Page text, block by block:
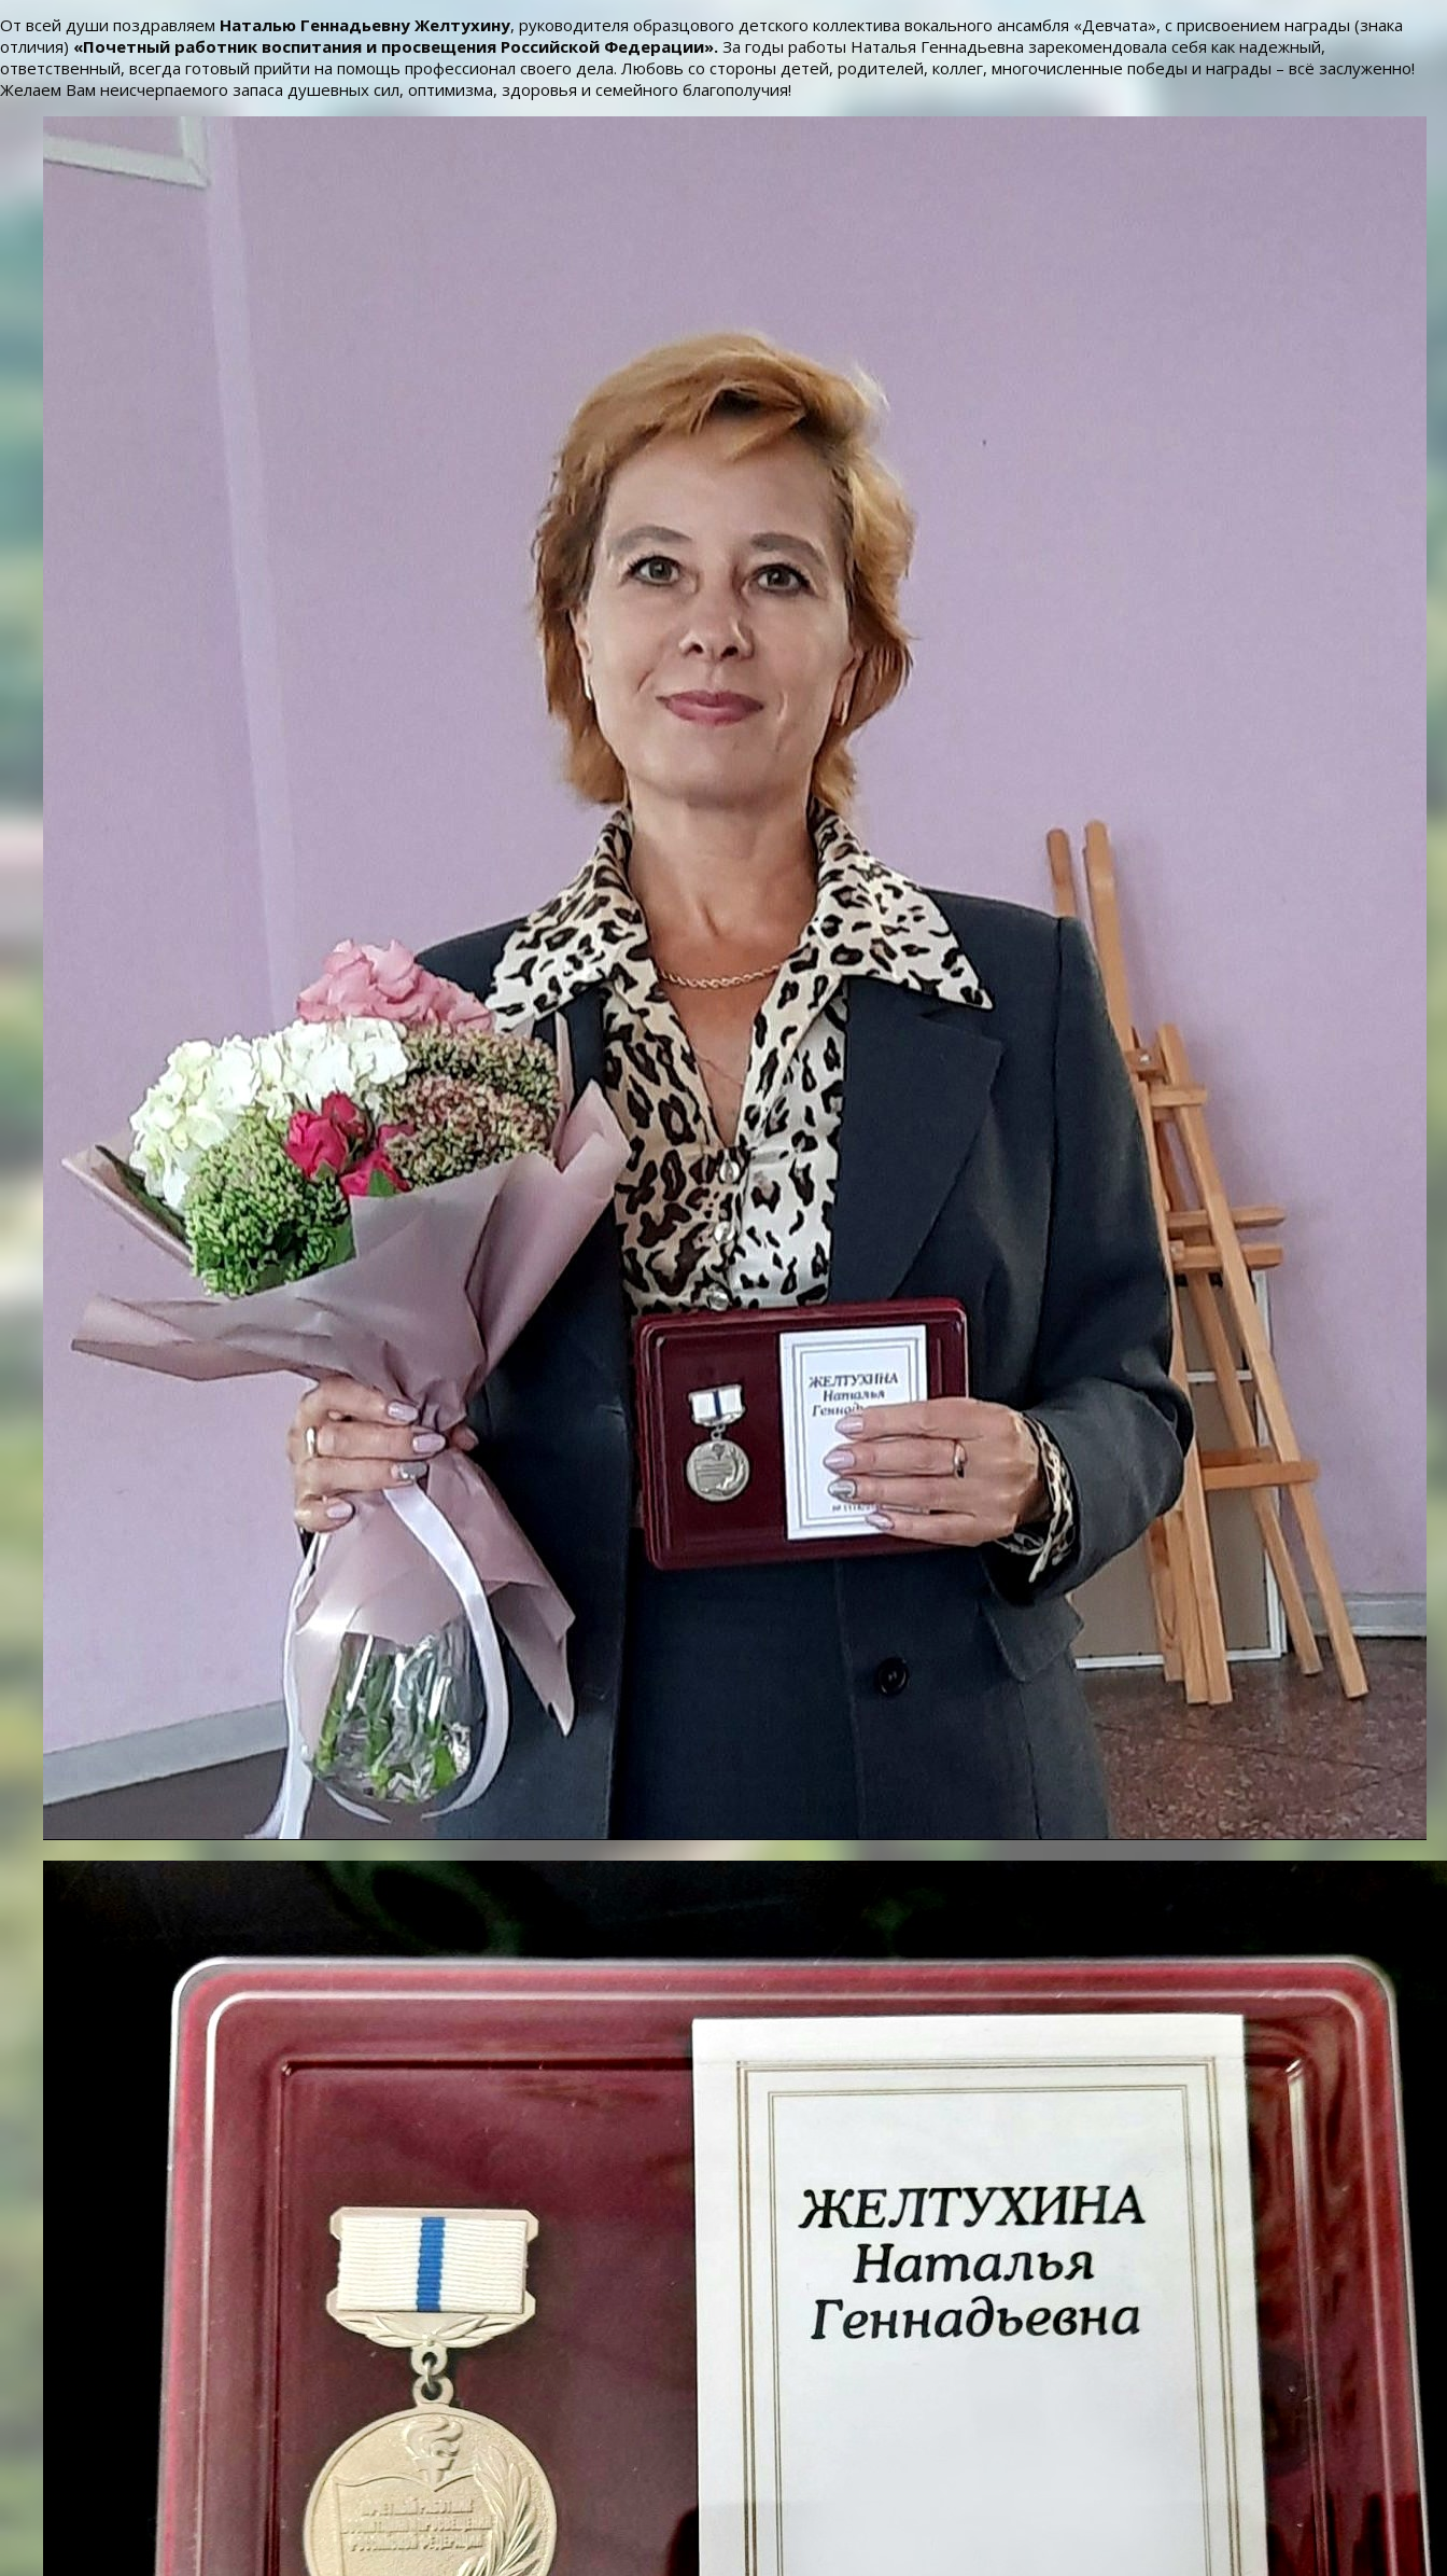
От всей души поздравляем Наталью Геннадьевну Желтухину, руководителя образцового детского коллектива вокального ансамбля «Девчата», с присвоением награды (знака
отличия) «Почетный работник воспитания и просвещения Российской Федерации». За годы работы Наталья Геннадьевна зарекомендовала себя как надежный,
ответственный, всегда готовый прийти на помощь профессионал своего дела. Любовь со стороны детей, родителей, коллег, многочисленные победы и награды – всё заслуженно!
Желаем Вам неисчерпаемого запаса душевных сил, оптимизма, здоровья и семейного благополучия!